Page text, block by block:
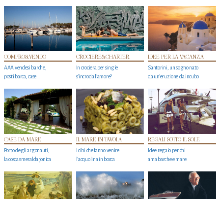
COMPRO&VENDO
AAA vendesi barche,
posti barca, case…
CROCIERE&CHARTER
In crociera per single
s'incrocia l’amore?
IDEE PER LA VACANZA
Santorini, un sogno nato
da un’eruzione da incubo
CASE DA MARE
Porto degli argonauti,
la costa smeralda jonica
IL MARE IN TAVOLA
I cibi che fanno venire
l’acquolina in bocca
REGALI SOTTO IL SOLE
Idee regalo per chi
ama barche e mare